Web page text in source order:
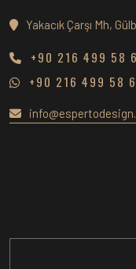
Yakacık Çarşı Mh,
+90 216 499 58
+90 216 499 58